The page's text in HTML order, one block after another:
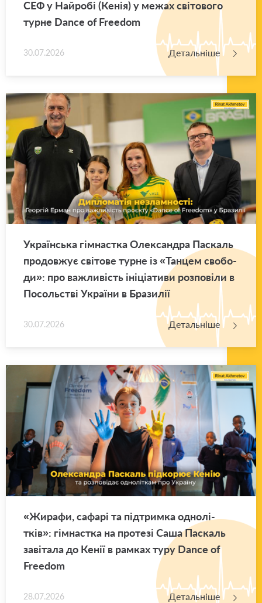
СЕФ у Най­ро­бі (Кенія) у межах сві­то­во­го
турне Dance of Freedom
30.07.2026 Детальніше
Укра­їн­ська гім­нас­тка Оле­ксан­дра Па­скаль
про­дов­жує сві­то­ве турне із «Тан­цем сво­бо­
ди»: про ва­жли­вість іні­ці­а­ти­ви роз­по­ві­ли в
По­соль­стві Укра­ї­ни в Бра­зи­лії
30.07.2026 Детальніше
«Жи­ра­фи, са­фа­рі та під­трим­ка одно­лі­
тків»: гім­нас­тка на про­те­зі Саша Па­скаль
за­ві­та­ла до Кенії в рам­ках туру Dance of
Freedom
28.07.2026 Детальніше